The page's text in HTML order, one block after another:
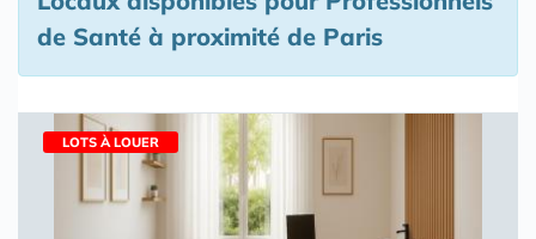
de Santé à proximité de Paris
LOTS À LOUER